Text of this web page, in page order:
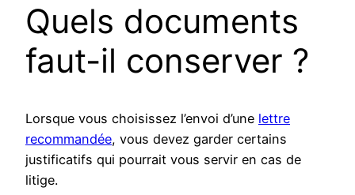
Quels documents
faut-il conserver ?
Lorsque vous choisissez l’envoi d’une lettre
recommandée, vous devez garder certains
justificatifs qui pourrait vous servir en cas de
litige.